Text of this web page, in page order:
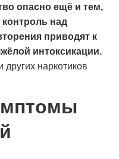
опасно ещё и тем,
контроль над
приводят к
интоксикации.
других наркотиков